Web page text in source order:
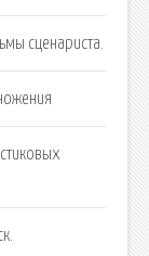
сценариста.